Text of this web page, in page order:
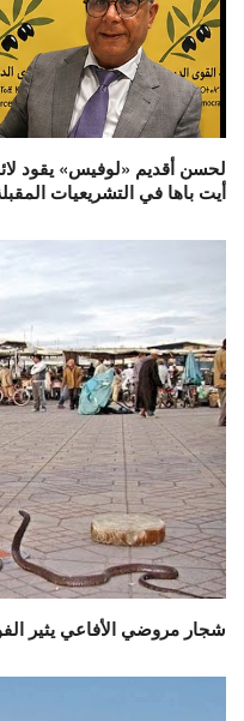
لحسن أقديم «لوفيس» يقود
أيت باها في التشريعيات
شجار مروضي الأفاعي يثير